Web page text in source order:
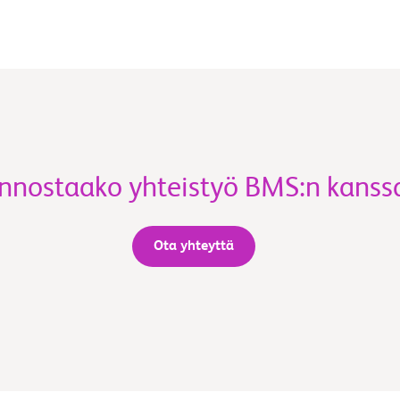
yhteistyö BMS:n
Ota yhteyttä